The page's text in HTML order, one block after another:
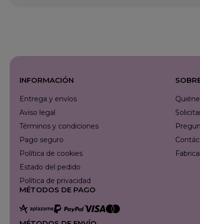
INFORMACIÓN
Entrega y envíos
Aviso legal
Términos y condiciones
Pago seguro
Política de cookies
Estado del pedido
Política de privacidad
MÉTODOS DE PAGO